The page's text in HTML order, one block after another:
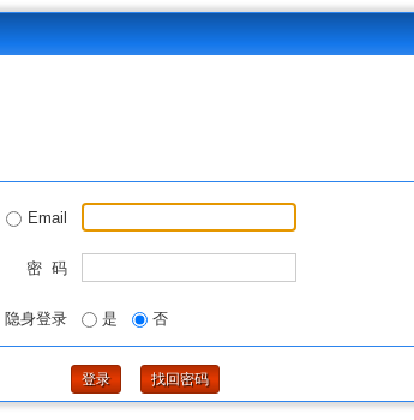
Email
密 码
隐身登录 是 否